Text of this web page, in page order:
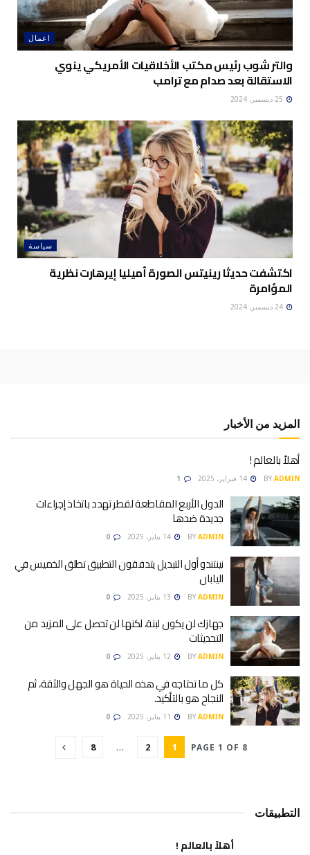
اعمال
والتر شوب رئيس مكتب الأخلاقيات الأمريكي ينوي
الاستقالة بعد صدام مع ترامب
سياسة
اكتشفت حديثا رينيتس الصورة أميليا إيرهارت نظرية
المؤامرة
المزيد من الأخبار
أهلاً بالعالم !
BY ADMIN
الدول الأربع المقاطعة لقطر تهدد باتخاذ إجراءات
جديدة ضدها
BY ADMIN
نينتندو أول التبديل يتدفقون التطبيق تطلق الخميس في
اليابان
BY ADMIN
جهازك لن يكون لبنة، لكنها لن تحصل على المزيد من
التحديثات
BY ADMIN
كل ما تحتاجه في هذه الحياة هو الجهل والثقة، ثم
النجاح هو بالتأكيد.
BY ADMIN
PAGE 1 OF 8
1
2
…
8
التطبيقات
أهلاً بالعالم !